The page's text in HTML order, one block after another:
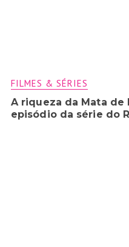
FILMES & SÉRIES
A riqueza da Mata de
episódio da série do